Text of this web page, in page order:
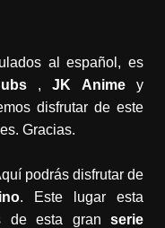
al español, es
,JK Animey
disfrutar de este
Gracias.
podrás disfrutar de
. Este lugar esta
de esta granserie